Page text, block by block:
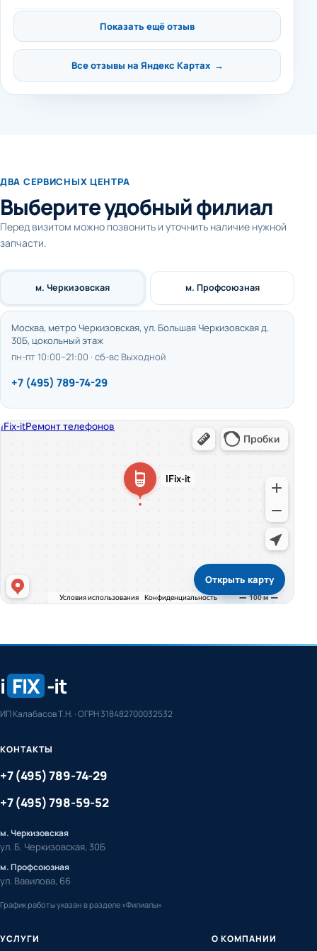
Показать ещё отзыв
Все отзывы на Яндекс Картах →
ДВА СЕРВИСНЫХ ЦЕНТРА
Выберите удобный филиал
Перед визитом можно позвонить и уточнить наличие нужной
запчасти.
м. Черкизовская
Москва, метро Черкизовская, ул. Большая Черкизовская д.
30Б, цокольный этаж
пн-пт 10:00–21:00 · сб-вс Выходной
+7 (495) 789-74-29
м. Профсоюзная
Открыть карту
i FIX -it
ИП Калабасов Т.Н. · ОГРН 318482700032532
УСЛУГИ О КОМПАНИИ
КОНТАКТЫ
+7 (495) 789-74-29
+7 (495) 798-59-52
м. Черкизовская
ул. Б. Черкизовская, 30Б
м. Профсоюзная
ул. Вавилова, 66
График работы указан в разделе «Филиалы»